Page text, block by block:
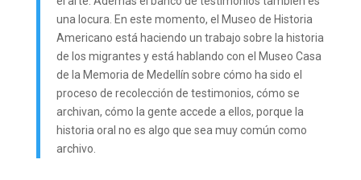
una locura. En este momento, el Museo de Historia
Americano está haciendo un trabajo sobre la historia
de los migrantes y está hablando con el Museo Casa
de la Memoria de Medellín sobre cómo ha sido el
proceso de recolección de testimonios, cómo se
archivan, cómo la gente accede a ellos, porque la
historia oral no es algo que sea muy común como
archivo.